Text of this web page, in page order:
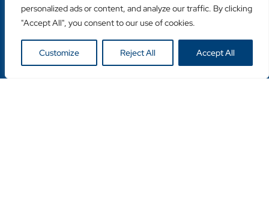
personalized ads or content, and analyze our traffic. By clicking
"Accept All", you consent to our use of cookies.
Customize Reject All Accept All
Catégories populaires
Disques Diamantés
Couronnes Diamantées
Machines